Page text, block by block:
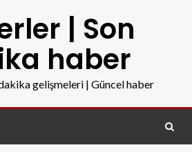
| Son
haber
gelişmeleri | Güncel haber